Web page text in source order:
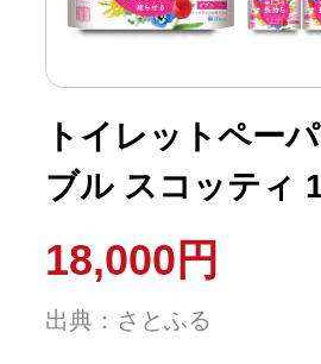
ふるさと納税
10秒ぴったり
自治体直営サ
はじめるバイ
トイレットペー
ブル スコッティ
き
0420]
18,000円
出典：さとふる